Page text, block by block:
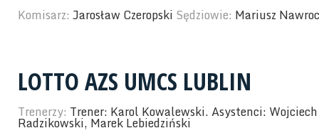
Komisarz: Jarosław Czeropski Sędziowie: Mariusz
LOTTO AZS UMCS LUBLIN
Trenerzy: Trener: Karol Kowalewski. Asystenci:
Radzikowski, Marek Lebiedziński